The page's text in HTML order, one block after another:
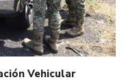
Vehicular